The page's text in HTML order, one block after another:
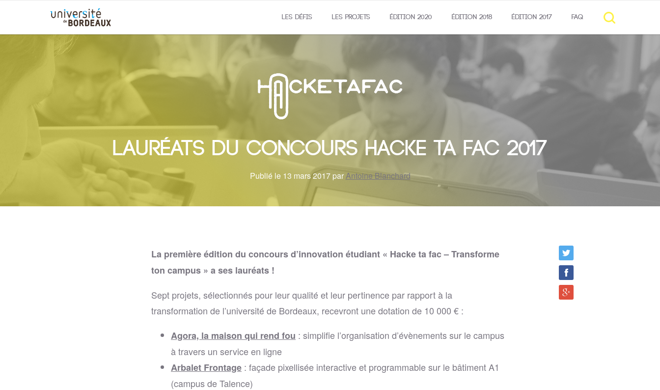
LES DÉFIS LES PROJETS ÉDITION 2020 ÉDITION 2018 ÉDITION 2017 FAQ
Lauréats du concours Hacke ta fac 2017
Publié le 13 mars 2017 parAntoine Blanchard
La première édition du concours d’innovation étudiant « Hacke ta fac – Transforme
ton campus » a ses lauréats !
Sept projets, sélectionnés pour leur qualité et leur pertinence par rapport à la
transformation de l’université de Bordeaux, recevront une dotation de 10 000 € :
Agora, la maison qui rend fou : simplifie l’organisation d’évènements sur le campus
à travers un service en ligne
Arbalet Frontage : façade pixellisée interactive et programmable sur le bâtiment A1
(campus de Talence)